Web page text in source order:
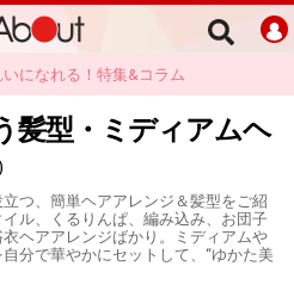
いになれる！特集&コラム
髪型・ミディアムヘ
つ、簡単ヘアアレンジ＆髪型をご紹
ル、くるりんぱ、編み込み、お団子
ヘアアレンジばかり。ミディアムや
分で華やかにセットして、“ゆかた美